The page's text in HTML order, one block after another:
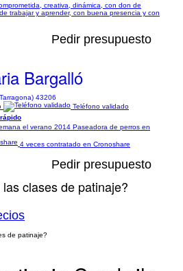
creativa, dinámica, con don de
trabajar y aprender, con buena presencia y con
Pedir presupuesto
Bargalló
43206
Teléfono validado
el verano 2014 Paseadora de perros en
4 veces contratado en Cronoshare
Pedir presupuesto
clases de patinaje?